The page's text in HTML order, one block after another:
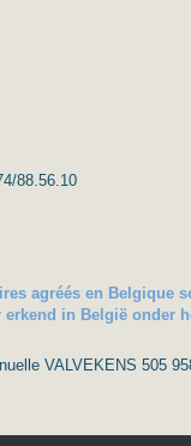
88.56.10
agréés en Belgique
erkend in België onder
VALVEKENS 505